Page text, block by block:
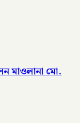
মাওলানা মো.